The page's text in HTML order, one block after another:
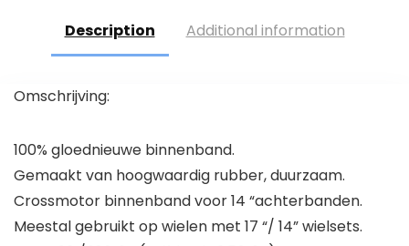
Description Additional information
Omschrijving:
100% gloednieuwe binnenband.
Gemaakt van hoogwaardig rubber, duurzaam.
Crossmotor binnenband voor 14 “achterbanden.
Meestal gebruikt op wielen met 17 “/ 14” wielsets.